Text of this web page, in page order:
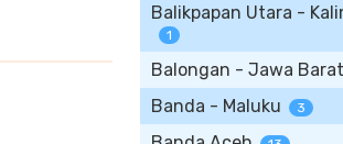
Balikpapan Utara -
1
Balongan - Jawa Barat
Banda - Maluku 3